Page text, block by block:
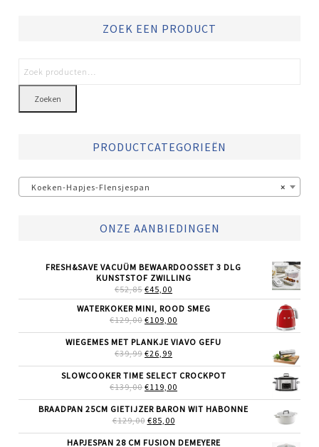
ZOEK EEN PRODUCT
Zoeken
PRODUCTCATEGORIEËN
×
Koeken-Hapjes-Flensjespan
ONZE AANBIEDINGEN
FRESH&SAVE VACUÜM BEWAARDOOSSET 3 DLG
KUNSTSTOF ZWILLING
€52,85 OORSPRONKELIJKE
PRIJS
WAS:
€52,85.
€45,00
PRIJS
IS:
€45,00.
WATERKOKER MINI, ROOD SMEG
€129,00 OORSPRONKELIJKE
WAS:
€129,00.
€109,00
IS:
WIEGEMES MET PLANKJE VIAVO GEFU
€39,99 OORSPRONKELIJKE
WAS:
€39,99.
€26,99
IS:
€26,99.
SLOWCOOKER TIME SELECT CROCKPOT
€139,00 OORSPRONKELIJKE
WAS:
€139,00.
€119,00
IS:
BRAADPAN 25CM GIETIJZER BARON WIT HABONNE
€129,00 OORSPRONKELIJKE
WAS:
€85,00HUIDIGE
IS:
HAPJESPAN 28 CM FUSION DEMEYERE